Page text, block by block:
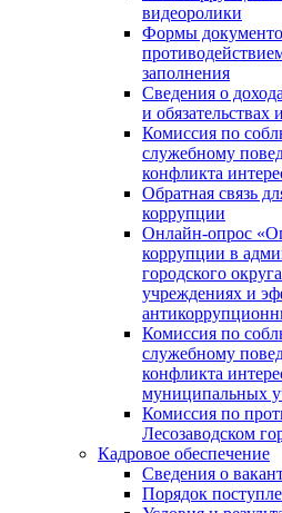
видеоролики
Формы
заполнения
Сведения о
и обязательствах
Комиссия по
служебному
конфликта
Обратная связь
коррупции
Онлайн-опрос
коррупции в
городского
учреждениях и
Комиссия по
служебному
конфликта
муниципальных
Комиссия по
Лесозаводском
Кадровое обеспечение
Сведения о
Порядок